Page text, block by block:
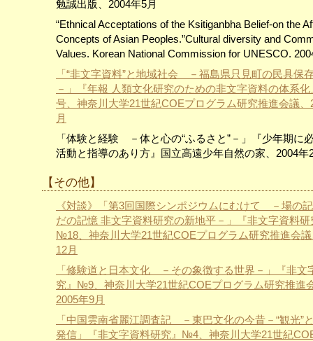
勉誠出版、2004年5月
“Ethnical Acceptations of the Ksitiganbha Belief-on the
Concepts of Asian Peoples.”Cultural diversity and
Values. Korean National Commission for UNESCO.
「“非文字資料”と地域社会 －福島県只見町の民具保
－」『年報 人類文化研究のための非文字資料の体系化
号、神奈川大学21世紀COEプログラム研究推進会議、
月
「体験と経験 －体と心の“ふるさと”－」『少年期に
活動と指導のあり方』国立高遠少年自然の家、2004年
【その他】
《対談》「第3回国際シンポジウムにむけて －場の
だの記憶 非文字資料研究の新地平－」『非文字資料研
№18、神奈川大学21世紀COEプログラム研究推進会議
12月
「修験道と日本文化 －その象徴する世界－」『非文
究』№9、神奈川大学21世紀COEプログラム研究推進
2005年9月
「中国雲南省麗江調査記 －東巴文化の今昔－“観光”
発信」『非文字資料研究』№4、神奈川大学21世紀